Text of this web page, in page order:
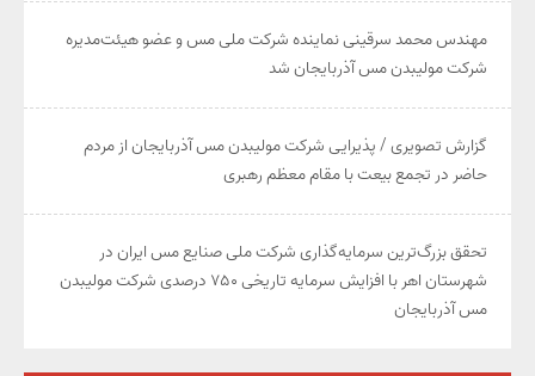
مهندس محمد سرقینی نماینده شرکت ملی مس و عضو هیئت‌مدیره
شرکت مولیبدن مس آذربایجان شد
گزارش تصویری / پذیرایی شرکت مولیبدن مس آذربایجان از مردم
حاضر در تجمع بیعت با مقام معظم رهبری
تحقق بزرگ‌ترین سرمایه‌گذاری شرکت ملی صنایع مس ایران در
شهرستان اهر با افزایش سرمایه تاریخی ۷۵۰ درصدی شرکت مولیبدن
مس آذربایجان